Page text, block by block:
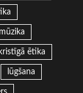
kristīgā ētika
lūgšana